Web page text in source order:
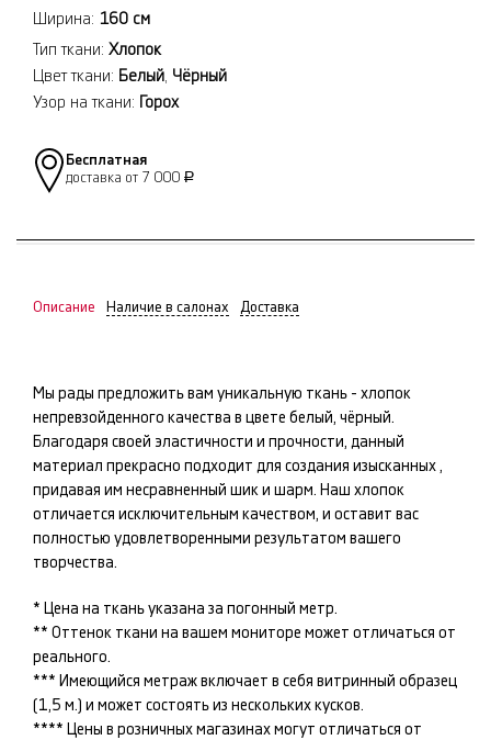
Ширина: 160 см
Тип ткани: Хлопок
Цвет ткани: Белый Чёрный
Узор на ткани:
Горох
Бесплатная
доставка от 7 000 Р
Описание Наличие в салонах Доставка
Мы рады предложить вам уникальную ткань - хлопок
непревзойденного качества в цвете белый, чёрный.
Благодаря своей эластичности и прочности, данный
материал прекрасно подходит для создания изысканных ,
придавая им несравненный шик и шарм. Наш хлопок
отличается исключительным качеством, и оставит вас
полностью удовлетворенными результатом вашего
творчества.
* Цена на ткань указана за погонный метр.
** Оттенок ткани на вашем мониторе может отличаться от
реального.
*** Имеющийся метраж включает в себя витринный образец
(1,5 м.) и может состоять из нескольких кусков.
**** Цены в розничных магазинах могут отличаться от